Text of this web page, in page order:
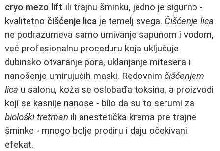
cryo mezo lift ili trajnu šminku, jedno je sigurno -
kvalitetno čišćenje lica je temelj svega. Čišćenje lica
ne podrazumeva samo umivanje sapunom i vodom,
već profesionalnu proceduru koja uključuje
dubinsko otvaranje pora, uklanjanje mitesera i
nanošenje umirujućih maski. Redovnim čišćenjem
lica u salonu, koža se oslobađa toksina, a proizvodi
koji se kasnije nanose - bilo da su to serumi za
biološki tretman ili anestetička krema pre trajne
šminke - mnogo bolje prodiru i daju očekivani
efekat.